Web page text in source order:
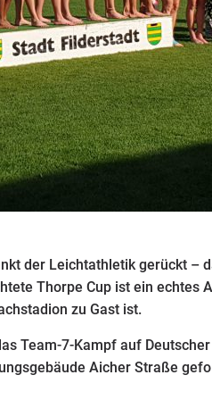
der Leichtathletik gerückt –
Thorpe Cup ist ein
zu Gast ist.
Team-7-Kampf auf
Aicher Straße